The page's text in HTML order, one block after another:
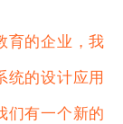
的企业，我
统的设计应用
们有一个新的